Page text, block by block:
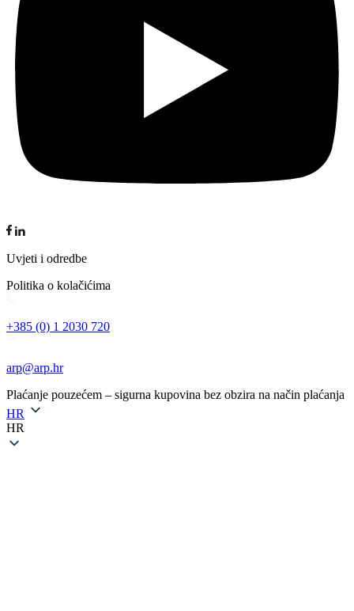
Uvjeti i odredbe
Politika o kolačićima
+385 (0) 1 2030 720
arp@arp.hr
Plaćanje pouzećem – sigurna kupovina bez obzira na način plaćanja
HR
HR